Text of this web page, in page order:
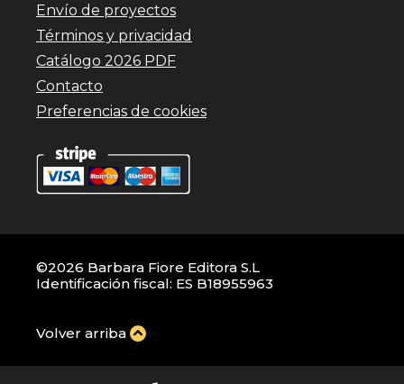
Envío de proyectos
Términos y privacidad
Catálogo 2026 PDF
Contacto
Preferencias de cookies
©2026 Barbara Fiore Editora S.L
Identificación fiscal: ES B18955963
Volver arriba